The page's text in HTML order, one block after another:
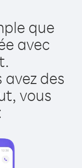
que
avec
avez des
vous